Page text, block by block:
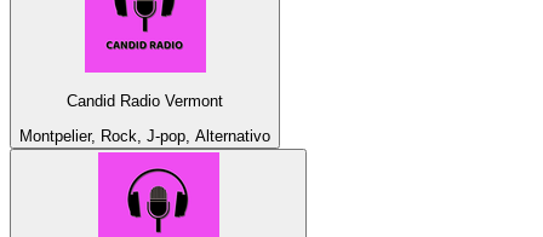
Candid Radio Vermont
Montpelier, Rock, J-pop, Alternativo